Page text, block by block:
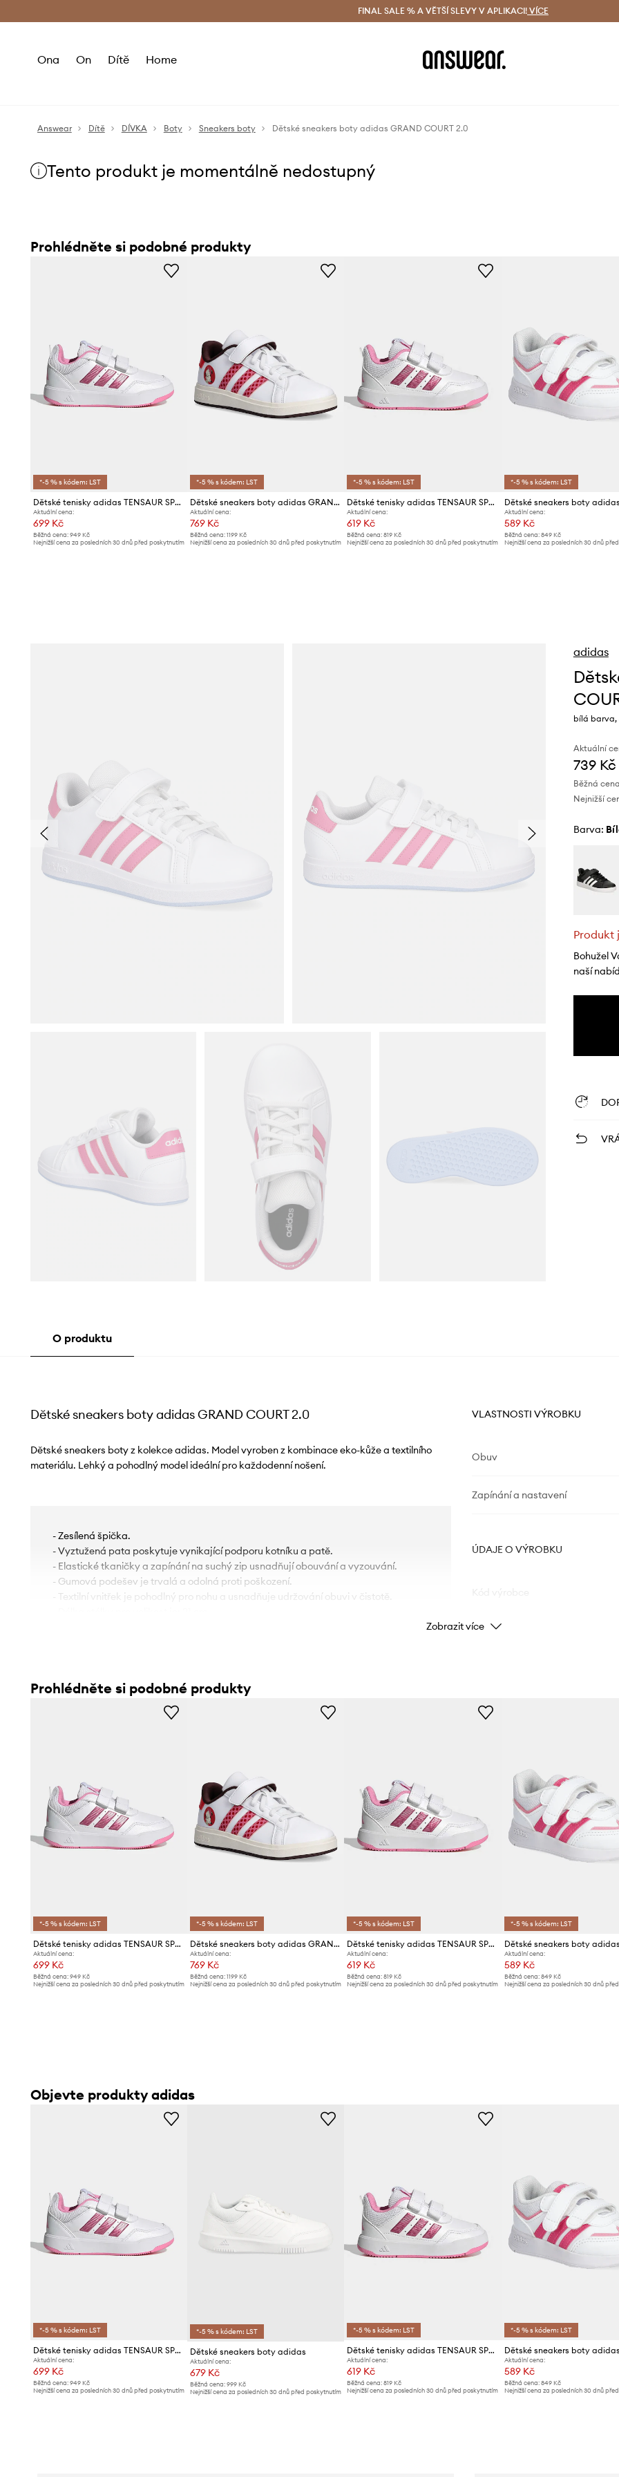
Doručení a vrácení zdarma (od 1800 Kč) Doručení i do 24 h
FINAL SALE % A VĚTŠÍ SLEVY V APLIKACI! VÍCE
Ona On Dítě Home
Answear Dítě DÍVKA Boty Sneakers boty Dětské sneakers boty adidas GRAND COURT 2.0
Tento produkt je momentálně nedostupný
Prohlédněte si podobné produkty
*-5 % s kódem: LST
Dětské tenisky adidas TENSAUR SPORT 3.0
Aktuální cena:
699 Kč
Běžná cena: 949 Kč
Nejnižší cena za posledních 30 dnů před poskytnutím
*-5 % s kódem: LST
Dětské sneakers boty adidas GRAND COURT MINNIE
Aktuální cena:
769 Kč
Běžná cena:1199 Kč
Nejnižší cena za posledních 30 dnů před poskytnutím
*-5 % s kódem: LST
Dětské tenisky adidas TENSAUR SPORT 3.0
Aktuální cena:
619 Kč
Běžná cena: 819 Kč
Nejnižší cena za posledních 30 dnů před poskytnutím
*-5 % s kódem: LST
Aktuální cena:
589 Kč
Běžná cena: 849 Kč
Nejnižší cena za posledních 30 dnů
adidas
bílá barva,
Aktuální
739 Kč
Běžná
Nejnižší
Barva:
Produkt
Bohužel
naší
O produktu
Dětské sneakers boty adidas GRAND COURT 2.0
Dětské sneakers boty z kolekce adidas. Model vyroben z kombinace eko-kůže a textilního
materiálu. Lehký a pohodlný model ideální pro každodenní nošení.
- Zesílená špička.
- Vyztužená pata poskytuje vynikající podporu kotníku a patě.
- Elastické tkaničky a zapínání na suchý zip usnadňují obouvání a vyzouvání.
- Gumová podešev je trvalá a odolná proti poškození.
- Textilní vnitřek je pohodlný pro nohu a usnadňuje udržování obuvi v čistotě.
VLASTNOSTI VÝROBKU
Obuv
Zapínání a nastavení
ÚDAJE O VÝROBKU
Barva
ID produktu
Zobrazit více
Prohlédněte si podobné produkty
*-5 % s kódem: LST
Dětské tenisky adidas TENSAUR SPORT 3.0
Aktuální cena:
699 Kč
Běžná cena: 949 Kč
Nejnižší cena za posledních 30 dnů před poskytnutím
*-5 % s kódem: LST
Dětské sneakers boty adidas GRAND COURT MINNIE
Aktuální cena:
769 Kč
Běžná cena:1199 Kč
Nejnižší cena za posledních 30 dnů před poskytnutím
*-5 % s kódem: LST
Dětské tenisky adidas TENSAUR SPORT 3.0
Aktuální cena:
619 Kč
Běžná cena: 819 Kč
Nejnižší cena za posledních 30 dnů před poskytnutím
*-5 % s kódem: LST
Aktuální cena:
589 Kč
Běžná cena: 849 Kč
Nejnižší cena za posledních 30 dnů
Objevte produkty adidas
*-5 % s kódem: LST
Dětské tenisky adidas TENSAUR SPORT 3.0
Aktuální cena:
699 Kč
Běžná cena: 949 Kč
Nejnižší cena za posledních 30 dnů před poskytnutím
*-5 % s kódem: LST
Dětské sneakers boty adidas
Aktuální cena:
679 Kč
Běžná cena:999 Kč
Nejnižší cena za posledních 30 dnů před poskytnutím
*-5 % s kódem: LST
Dětské tenisky adidas TENSAUR SPORT 3.0
Aktuální cena:
619 Kč
Běžná cena: 819 Kč
Nejnižší cena za posledních 30 dnů před poskytnutím
*-5 % s kódem: LST
Aktuální cena:
589 Kč
Běžná cena: 849 Kč
Nejnižší cena za posledních 30 dnů